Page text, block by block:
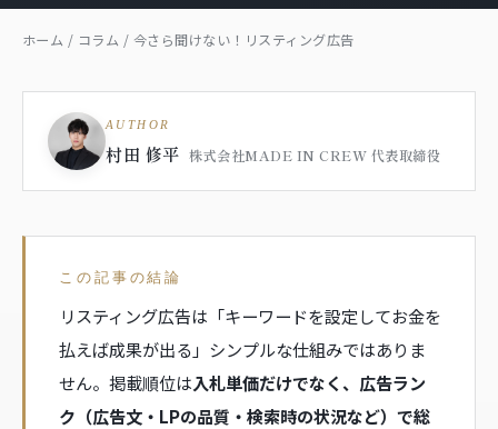
ホーム / コラム / 今さら聞けない！リスティング広告
AUTHOR
村田 修平 株式会社MADE IN CREW 代表取締役
この記事の結論
リスティング広告は「キーワードを設定してお金を
払えば成果が出る」シンプルな仕組みではありま
せん。掲載順位は入札単価だけでなく、広告ラン
ク（広告文・LPの品質・検索時の状況など）で総